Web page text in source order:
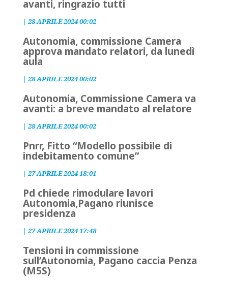
avanti, ringrazio tutti
| 28 APRILE 2024 00:02
Autonomia, commissione Camera
approva mandato relatori, da lunedì
aula
| 28 APRILE 2024 00:02
Autonomia, Commissione Camera va
avanti: a breve mandato al relatore
| 28 APRILE 2024 00:02
Pnrr, Fitto “Modello possibile di
indebitamento comune”
| 27 APRILE 2024 18:01
Pd chiede rimodulare lavori
Autonomia,Pagano riunisce
presidenza
| 27 APRILE 2024 17:48
Tensioni in commissione
sull’Autonomia, Pagano caccia Penza
(M5S)